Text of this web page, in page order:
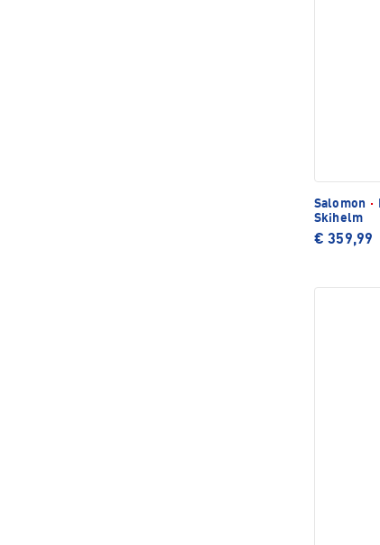
Salomon ·
Skihelm
€ 359,99